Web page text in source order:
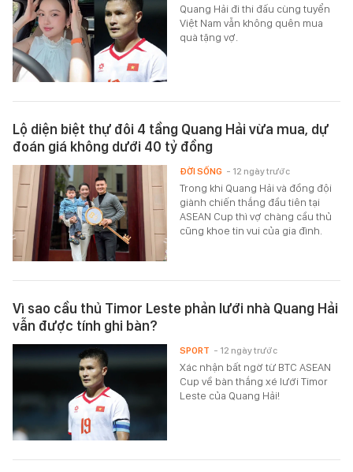
Quang Hải đi thi đấu cùng tuyển
Việt Nam vẫn không quên mua
quà tặng vợ.
Lộ diện biệt thự đôi 4 tầng Quang Hải vừa mua, dự
đoán giá không dưới 40 tỷ đồng
Trong khi Quang Hải và đồng đội
giành chiến thắng đầu tiên tại
ASEAN Cup thì vợ chàng cầu thủ
cũng khoe tin vui của gia đình.
ĐỜI SỐNG - 12 ngày trước
Vì sao cầu thủ Timor Leste phản lưới nhà Quang Hải
vẫn được tính ghi bàn?
Xác nhận bất ngờ từ BTC ASEAN
Cup về bàn thắng xé lưới Timor
Leste của Quang Hải!
SPORT - 12 ngày trước